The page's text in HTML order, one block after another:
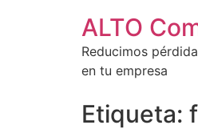
ALTO
Reducimos
en tu empresa
Etiqueta: